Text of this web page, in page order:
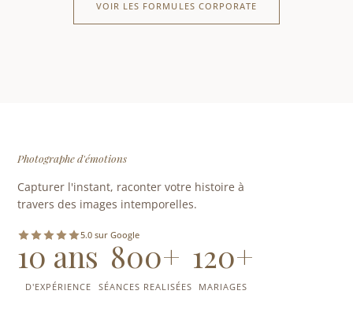
VOIR LES FORMULES CORPORATE
Photographe d'émotions
Capturer l'instant, raconter votre histoire à
travers des images intemporelles.
5.0 sur Google
10 ans
D'EXPÉRIENCE
800+
SÉANCES REALISÉES
120+
MARIAGES